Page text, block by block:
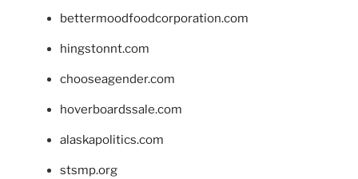
bettermoodfoodcorporation.com
hingstonnt.com
chooseagender.com
hoverboardssale.com
alaskapolitics.com
stsmp.org